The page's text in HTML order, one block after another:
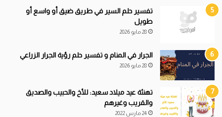
تفسير حلم السير في طريق ضيق أو واسع أو
طويل
28 مايو 2026
الجرار في المنام و تفسير حلم رؤية الجرار الزراعي
28 مايو 2026
تهنئة عيد ميلاد سعيد: للأخ والحبيب والصديق
والقريب وغيرهم
24 مارس 2022